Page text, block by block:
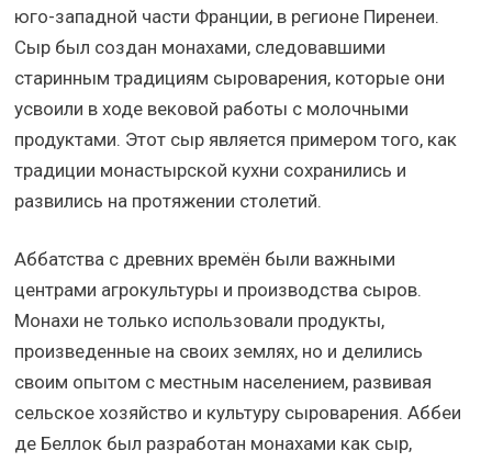
юго-западной части Франции, в регионе Пиренеи.
Сыр был создан монахами, следовавшими
старинным традициям сыроварения, которые они
усвоили в ходе вековой работы с молочными
продуктами. Этот сыр является примером того, как
традиции монастырской кухни сохранились и
развились на протяжении столетий.
Аббатства с древних времён были важными
центрами агрокультуры и производства сыров.
Монахи не только использовали продукты,
произведенные на своих землях, но и делились
своим опытом с местным населением, развивая
сельское хозяйство и культуру сыроварения. Аббеи
де Беллок был разработан монахами как сыр,